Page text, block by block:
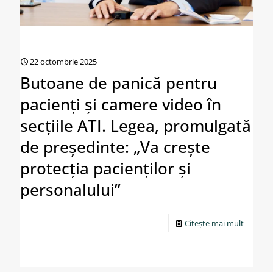
22 octombrie 2025
Butoane de panică pentru
pacienți și camere video în
secțiile ATI. Legea, promulgată
de președinte: „Va crește
protecția pacienților și
personalului”
Citește mai mult